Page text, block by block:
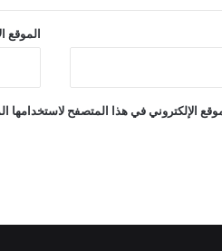
الموقع
الإلكتروني في هذا المتصفح لاستخدامها